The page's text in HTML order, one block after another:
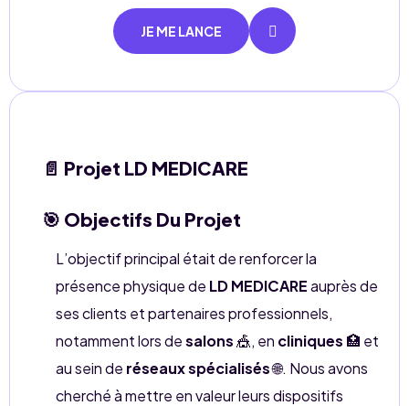
JE ME LANCE
📄 Projet LD MEDICARE
🎯 Objectifs Du Projet
L’objectif principal était de renforcer la
présence physique de LD MEDICAREauprès de
ses clients et partenaires professionnels,
notamment lors desalons 🎪, en cliniques 🏥 et
au sein de réseaux spécialisés🌐. Nous avons
cherché à mettre en valeur leurs dispositifs